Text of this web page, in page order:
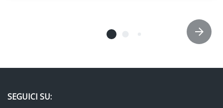
SEGUICI SU: